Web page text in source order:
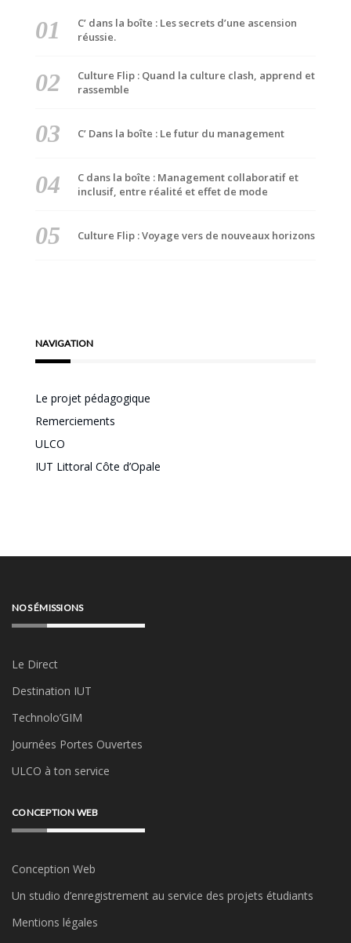
C’ dans la boîte : Les secrets d’une ascension
réussie.
Culture Flip : Quand la culture clash, apprend et
rassemble
C’ Dans la boîte : Le futur du management
C dans la boîte : Management collaboratif et
inclusif, entre réalité et effet de mode
Culture Flip : Voyage vers de nouveaux horizons
NAVIGATION
Le projet pédagogique
Remerciements
ULCO
IUT Littoral Côte d’Opale
NOS ÉMISSIONS
Le Direct
Destination IUT
Technolo’GIM
Journées Portes Ouvertes
ULCO à ton service
CONCEPTION WEB
Conception Web
Un studio d’enregistrement au service des projets étudiants
Mentions légales